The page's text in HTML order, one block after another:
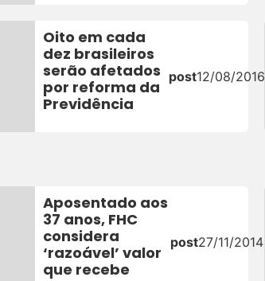
Oito em cada
dez brasileiros
serão afetados
por reforma da
Previdência
post12/08/2016
Aposentado aos
37 anos, FHC
considera
‘razoável’ valor
que recebe
post27/11/2014